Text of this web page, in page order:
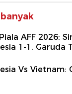
AFF 2026:
1-1, Garuda
Vs Vietnam: